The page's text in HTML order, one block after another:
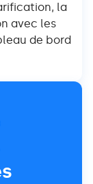
la
avec les
de bord